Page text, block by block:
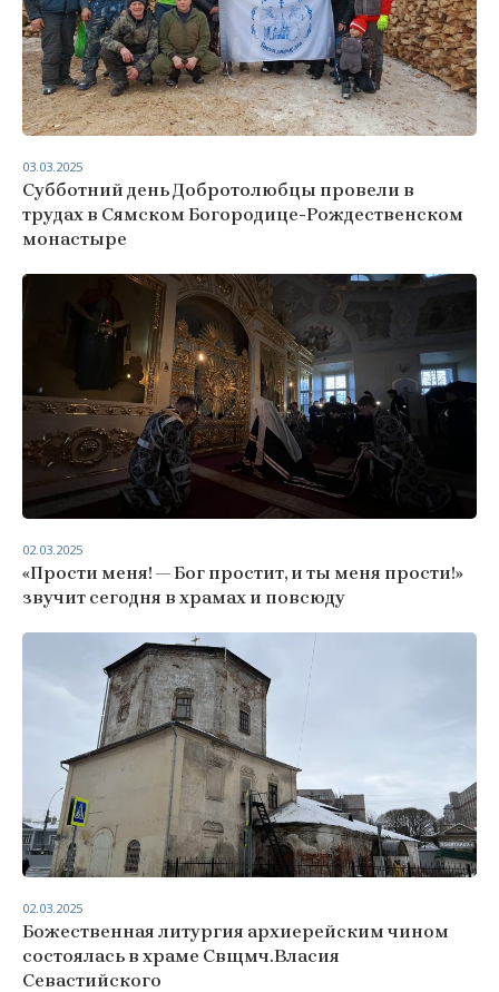
Субботний день Добротолюбцы провели в
трудах в Сямском Богородице-Рождественском
монастыре
03.03.2025
«Прости меня! — Бог простит, и ты меня прости!»
звучит сегодня в храмах и повсюду
02.03.2025
Божественная литургия архиерейским чином
состоялась в храме Свщмч.Власия
Севастийского
02.03.2025